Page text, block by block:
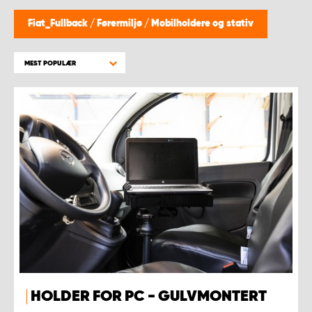
Fiat_Fullback / Førermiljø / Mobilholdere og stativ
MEST POPULÆR
HOLDER FOR PC - GULVMONTERT
WORK SYSTEM KEY ACCOUNT
WORK SYSTEM NORWAY
WORK SYSTEM OSLO
WORK SYSTEM STAVANGER
WORK SYSTEM TRONDHEIM